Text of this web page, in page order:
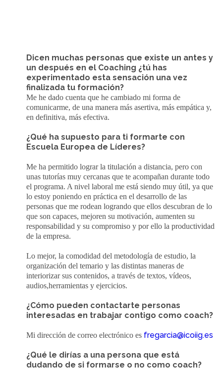
Dicen muchas personas que existe un antes y
un después en el Coaching ¿tú has
experimentado esta sensación una vez
finalizada tu formación?
Me he dado cuenta que he cambiado mi forma de
comunicarme, de una manera más asertiva, más empática y,
en definitiva, más efectiva.
¿Qué ha supuesto para ti formarte con
Escuela Europea de Líderes?
Me ha permitido lograr la titulación a distancia, pero con
unas tutorías muy cercanas que te acompañan durante todo
el programa. A nivel laboral me está siendo muy útil, ya que
lo estoy poniendo en práctica en el desarrollo de las
personas que me rodean logrando que ellos descubran de lo
que son capaces, mejoren su motivación, aumenten su
responsabilidad y su compromiso y por ello la productividad
de la empresa.
Lo mejor, la comodidad del metodología de estudio, la
organización del temario y las distintas maneras de
interiorizar sus contenidos, a través de textos, vídeos,
audios,herramientas y ejercicios.
¿Cómo pueden contactarte personas
interesadas en trabajar contigo como coach?
Mi dirección de correo electrónico es fregarcia@icoiig.es
¿Qué le dirías a una persona que está
dudando de si formarse o no como coach?